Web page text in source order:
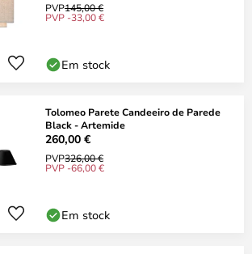
PVP145,00 €
PVP -33,00 €
Em stock
Tolomeo Parete Candeeiro de Parede
Black - Artemide
260,00 €
PVP326,00 €
PVP -66,00 €
Em stock